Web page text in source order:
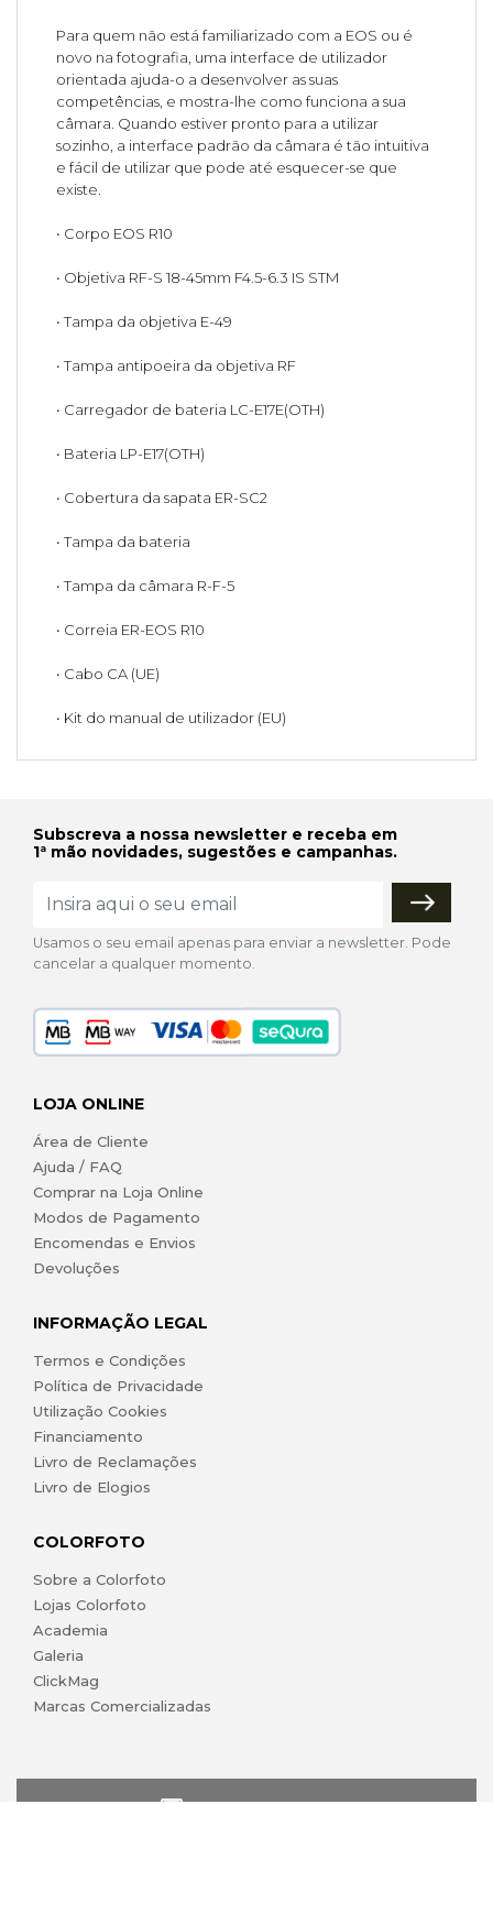
Para quem não está familiarizado com a EOS ou é
novo na fotografia, uma interface de utilizador
orientada ajuda-o a desenvolver as suas
competências, e mostra-lhe como funciona a sua
câmara. Quando estiver pronto para a utilizar
sozinho, a interface padrão da câmara é tão intuitiva
e fácil de utilizar que pode até esquecer-se que
existe.
• Corpo EOS R10
• Objetiva RF-S 18-45mm F4.5-6.3 IS STM
• Tampa da objetiva E-49
• Tampa antipoeira da objetiva RF
• Carregador de bateria LC-E17E(OTH)
• Bateria LP-E17(OTH)
• Cobertura da sapata ER-SC2
• Tampa da bateria
• Tampa da câmara R-F-5
• Correia ER-EOS R10
• Cabo CA (UE)
• Kit do manual de utilizador (EU)
Subscreva a nossa newsletter e receba em
1ª mão novidades, sugestões e campanhas.
Usamos o seu email apenas para enviar a newsletter. Pode
cancelar a qualquer momento.
LOJA ONLINE
Área de Cliente
Ajuda / FAQ
Comprar na Loja Online
Modos de Pagamento
Encomendas e Envios
Devoluções
INFORMAÇÃO LEGAL
Termos e Condições
Política de Privacidade
Utilização Cookies
Financiamento
Livro de Reclamações
Livro de Elogios
COLORFOTO
Sobre a Colorfoto
Lojas Colorfoto
Academia
Galeria
ClickMag
Marcas Comercializadas
lojaonline@colorfoto.pt